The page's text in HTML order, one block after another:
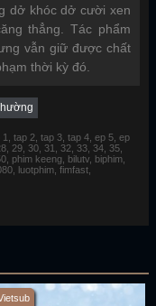
dở khóc dở cười xen
thẳng. Tác phẩm
vẫn giữ được chất
thời kỳ đó.
tap 2, tap 3, tap 4, ep 5, ep
29, 30, 31, 32, 33, 34, 35,
phim keeng, bilutv, biphim,
luotphim, fimfast,